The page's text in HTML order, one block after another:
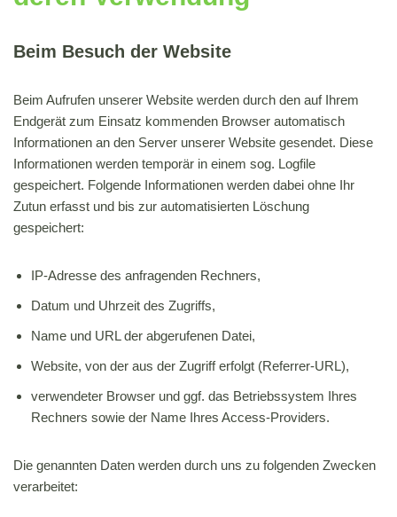
Beim Besuch der Website
Beim Aufrufen unserer Website werden durch den auf Ihrem
Endgerät zum Einsatz kommenden Browser automatisch
Informationen an den Server unserer Website gesendet. Diese
Informationen werden temporär in einem sog. Logfile
gespeichert. Folgende Informationen werden dabei ohne Ihr
Zutun erfasst und bis zur automatisierten Löschung
gespeichert:
IP-Adresse des anfragenden Rechners,
Datum und Uhrzeit des Zugriffs,
Name und URL der abgerufenen Datei,
Website, von der aus der Zugriff erfolgt (Referrer-URL),
verwendeter Browser und ggf. das Betriebssystem Ihres
Rechners sowie der Name Ihres Access-Providers.
Die genannten Daten werden durch uns zu folgenden Zwecken
verarbeitet: